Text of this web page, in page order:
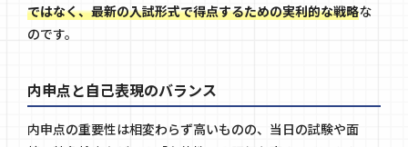
ではなく、最新の入試形式で得点するための実利的な戦略な
のです。
内申点と自己表現のバランス
内申点の重要性は相変わらず高いものの、当日の試験や面